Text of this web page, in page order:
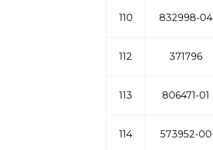
110 832998-04
112 371796
113 806471-01
114 573952-00